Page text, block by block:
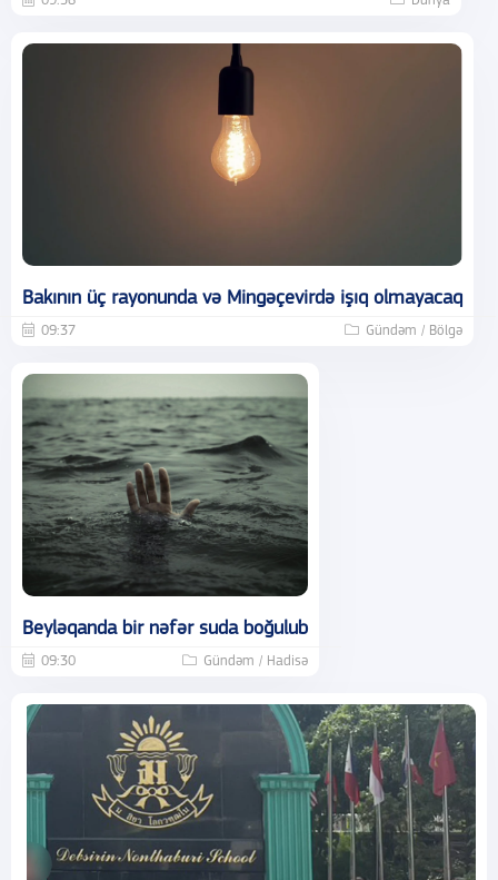
Bakının üç rayonunda və Mingəçevirdə işıq olmayacaq
09:37 Gündəm / Bölgə
Beyləqanda bir nəfər suda boğulub
09:30 Gündəm / Hadisə